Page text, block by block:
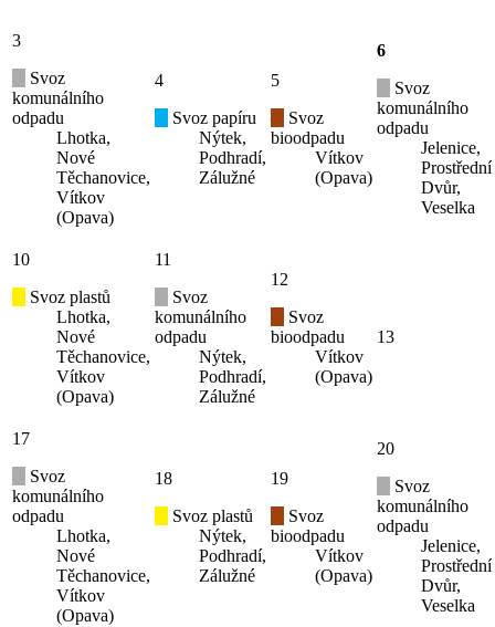
3
Svoz
komunálního
odpadu
Lhotka,
Nové
Těchanovice,
Vítkov
(Opava)
4
Svoz papíru
Nýtek,
Podhradí,
Zálužné
5
Svoz
bioodpadu
Vítkov
(Opava)
6
Svoz
komunálního
odpadu
Jelenice,
Prostřední
Dvůr,
Veselka
10
Svoz plastů
Lhotka,
Nové
Těchanovice,
Vítkov
(Opava)
11
Svoz
komunálního
odpadu
Nýtek,
Podhradí,
Zálužné
12
Svoz
bioodpadu
Vítkov
(Opava)
13
17
Svoz
komunálního
odpadu
Lhotka,
Nové
Těchanovice,
Vítkov
(Opava)
18
Svoz plastů
Nýtek,
Podhradí,
Zálužné
19
Svoz
bioodpadu
Vítkov
(Opava)
20
Svoz
komunálního
odpadu
Jelenice,
Prostřední
Dvůr,
Veselka